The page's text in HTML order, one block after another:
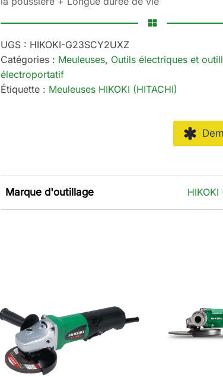
UGS : HIKOKI-G23SCY2UXZ
Catégories : Meuleuses, Outils électriques et
électroportatif
Étiquette : Meuleuses HIKOKI (HITACHI)
Marque d'outillage HIKOKI